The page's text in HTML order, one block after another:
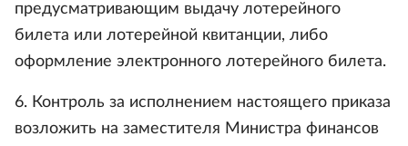
предусматривающим выдачу лотерейного
билета или лотерейной квитанции, либо
оформление электронного лотерейного билета.
6. Контроль за исполнением настоящего приказа
возложить на заместителя Министра финансов